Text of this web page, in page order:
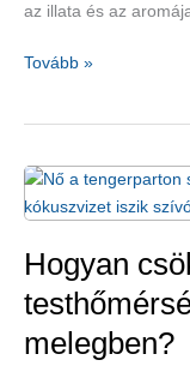
az illata és az
A
cukorbetegség
–
közük
egymáshoz?
Tovább »
Hogyan
melegben?